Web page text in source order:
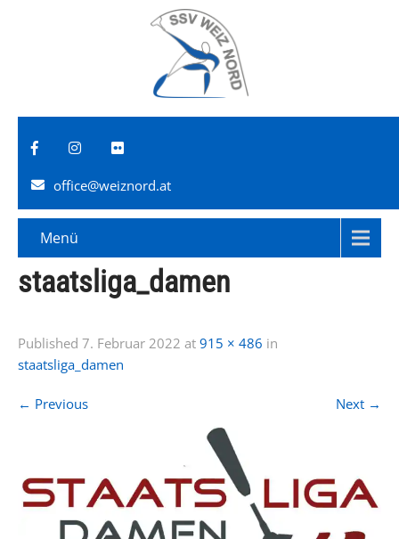
office@weiznord.at
Menü
staatsliga_damen
Published 7. Februar 2022 at 915 × 486 in
staatsliga_damen
← Previous Next →